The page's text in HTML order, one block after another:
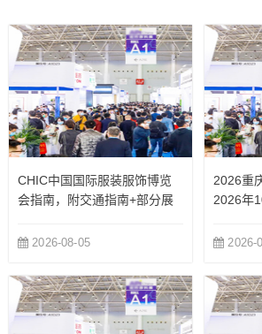
馆开...
CHIC中国国际服装服饰博览
会指南，附交通指南+部分展
2026-08-05
2026重
2026年
2026-